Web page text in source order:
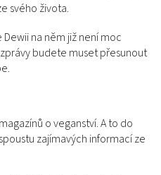
svého života.
na něm již není moc
budete muset přesunout
o veganství. A to do
zajímavých informací ze